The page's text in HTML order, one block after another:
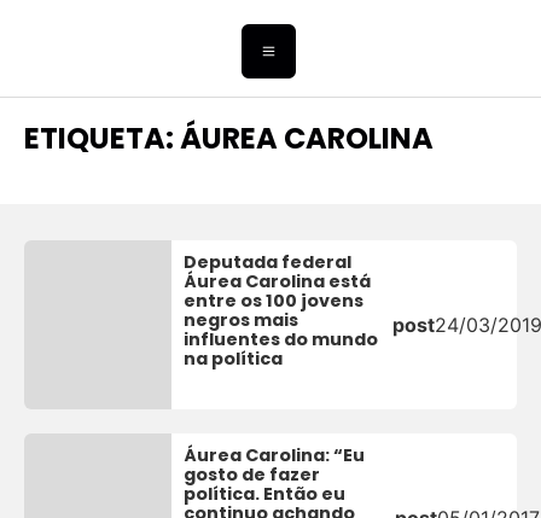
ETIQUETA: ÁUREA CAROLINA
Deputada federal
Áurea Carolina está
entre os 100 jovens
negros mais
influentes do mundo
na política
post24/03/
Áurea Carolina: “Eu
gosto de fazer
política. Então eu